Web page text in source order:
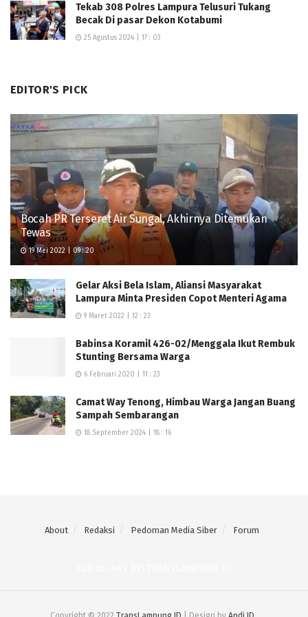
Tekab 308 Polres Lampura Telusuri Tukang
Becak Di pasar Dekon Kotabumi
25 Agustus 2024 | 17 : 03
EDITOR'S PICK
Bocah PR Terseret Air Sungal, Akhirnya Ditemukan
Tewas
19 Mei 2022 | 09 : 20
Gelar Aksi Bela Islam, Aliansi Masyarakat
Lampura Minta Presiden Copot Menteri Agama
9 Maret 2022 | 12 : 23
Babinsa Koramil 426-02/Menggala Ikut Rembuk
Stunting Bersama Warga
6 Februari 2020 | 11 : 23
Camat Way Tenong, Himbau Warga Jangan Buang
Sampah Sembarangan
18 September 2024 | 18 : 16
About Redaksi Pedoman Media Siber Forum